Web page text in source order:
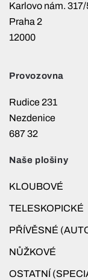
Karlovo nám. 317/
Praha 2
12000
Provozovna
Rudice 231
Nezdenice
687 32
Naše plošiny
KLOUBOVÉ
TELESKOPICKÉ
PŘÍVĚSNÉ
NŮŽKOVÉ
OSTATNÍ